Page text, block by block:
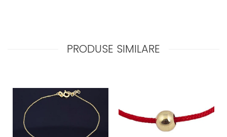
PRODUSE SIMILARE